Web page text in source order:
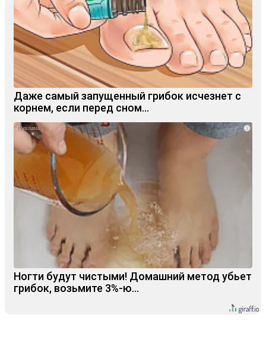
Даже самый запущенный грибок исчезнет с
корнем, если перед сном…
i
Ногти будут чистыми! Домашний метод убьет
грибок, возьмите 3%-ю…